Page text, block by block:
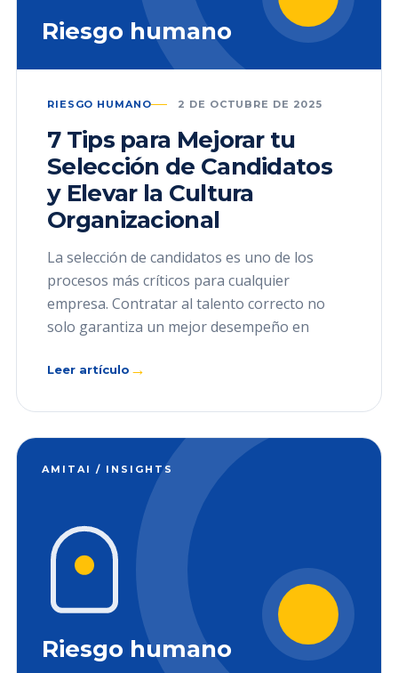
Riesgo humano
RIESGO HUMANO 2 DE OCTUBRE DE 2025
7 Tips para Mejorar tu
Selección de Candidatos
y Elevar la Cultura
Organizacional
La selección de candidatos es uno de los
procesos más críticos para cualquier
empresa. Contratar al talento correcto no
solo garantiza un mejor desempeño en
Leer artículo →
AMITAI / INSIGHTS
Riesgo humano